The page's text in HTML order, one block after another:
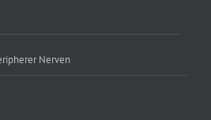
Nerven